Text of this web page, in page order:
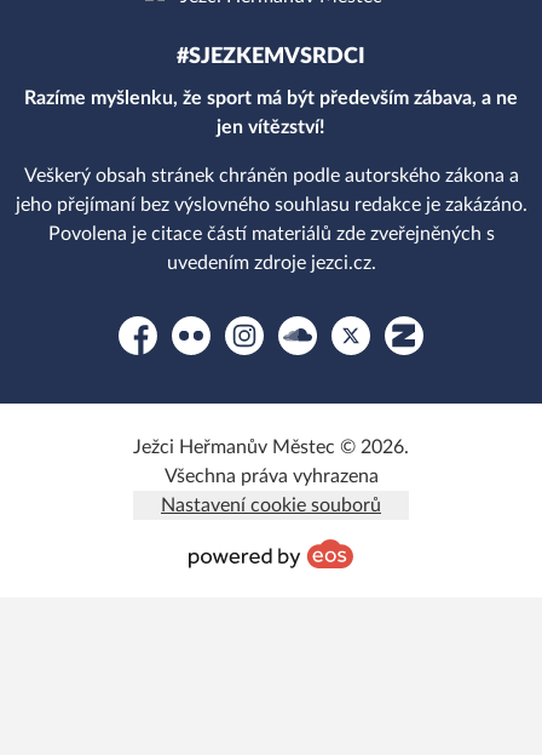
#SJEZKEMVSRDCI
Razíme myšlenku, že sport má být především zábava, a ne
jen vítězství!
Veškerý obsah stránek chráněn podle autorského zákona a
jeho přejímaní bez výslovného souhlasu redakce je zakázáno.
Povolena je citace částí materiálů zde zveřejněných s
uvedením zdroje jezci.cz.
FacebookFlickr InstagramSoundcloudPlatform XZonerama
Ježci Heřmanův Městec © 2026.
Všechna práva vyhrazena
Nastavení cookie souborů